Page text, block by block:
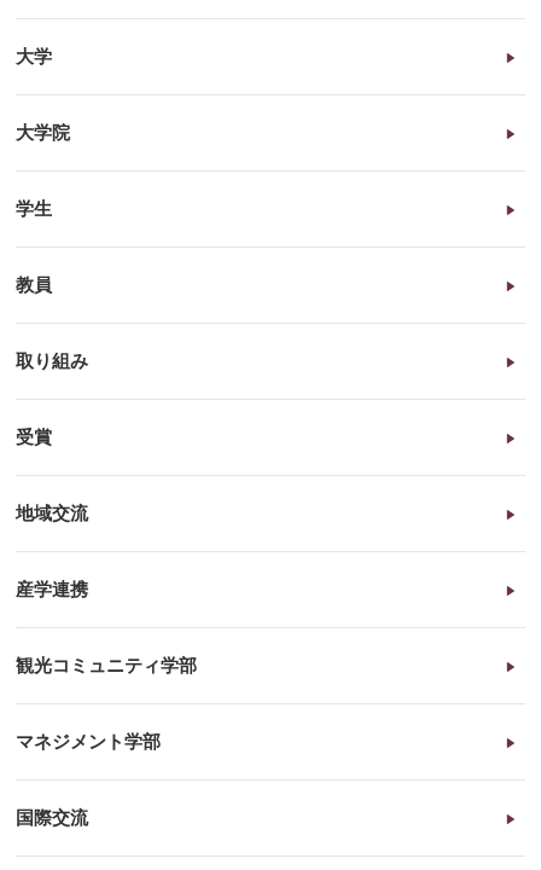
大学
大学院
学生
教員
取り組み
受賞
地域交流
産学連携
観光コミュニティ学部
マネジメント学部
国際交流